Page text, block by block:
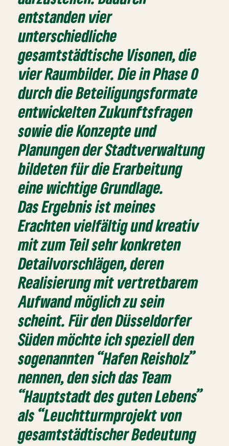
entstanden vier
unterschiedliche
gesamtstädtische Visonen, die
vier Raumbilder. Die in Phase 0
durch die Beteiligungsformate
entwickelten Zukunftsfragen
sowie die Konzepte und
Planungen der Stadtverwaltung
bildeten für die Erarbeitung
eine wichtige Grundlage.
Das Ergebnis ist meines
Erachten vielfältig und kreativ
mit zum Teil sehr konkreten
Detailvorschlägen, deren
Realisierung mit vertretbarem
Aufwand möglich zu sein
scheint. Für den Düsseldorfer
Süden möchte ich speziell den
sogenannten “Hafen Reisholz”
nennen, den sich das Team
“Hauptstadt des guten Lebens”
als “Leuchtturmprojekt von
gesamtstädtischer Bedeutung